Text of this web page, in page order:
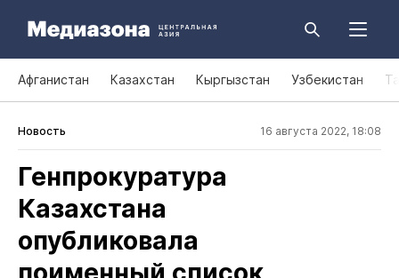
Афганистан Казахстан Кыргызстан Узбекистан
Новость 16 августа 2022, 18:08
Генпрокуратура
Казахстана
опубликовала